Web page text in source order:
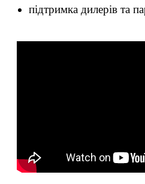
підтримка дилерів та